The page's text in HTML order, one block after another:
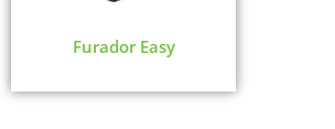
Furador Easy